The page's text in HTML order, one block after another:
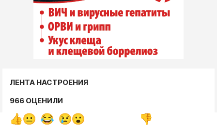
ЛЕНТА НАСТРОЕНИЯ
966 ОЦЕНИЛИ